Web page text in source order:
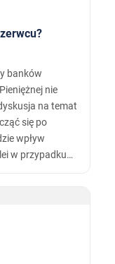
banków
nie
na temat
się po
wpływ
w przypadku
Wielkiej Brytanii